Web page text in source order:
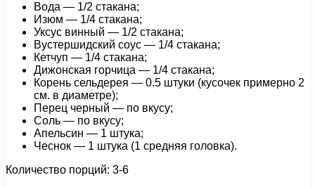
Вода — 1/2 стакана;
Изюм — 1/4 стакана;
Уксус винный — 1/2 стакана;
Вустершидский соус — 1/4 стакана;
Кетчуп — 1/4 стакана;
Дижонская горчица — 1/4 стакана;
Корень сельдерея — 0.5 штуки (кусочек примерно 2
см. в диаметре);
Перец черный — по вкусу;
Соль — по вкусу;
Апельсин — 1 штука;
Чеснок — 1 штука (1 средняя головка).
Количество порций: 3-6